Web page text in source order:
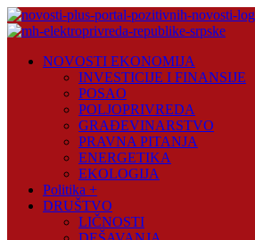
Skip
to
Plus
NOVOSTI EKONOMIJA
INVESTICIJE I FINANSIJE
POSAO
POLJOPRIVREDA
GRAĐEVINARSTVO
PRAVNA PITANJA
ENERGETIKA
EKOLOGIJA
Politika +
DRUŠTVO
LIČNOSTI